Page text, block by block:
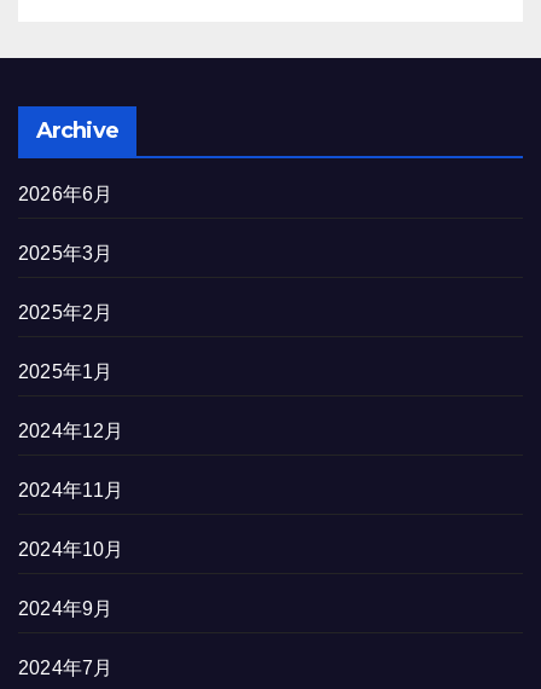
Archive
2026年6月
2025年3月
2025年2月
2025年1月
2024年12月
2024年11月
2024年10月
2024年9月
2024年7月